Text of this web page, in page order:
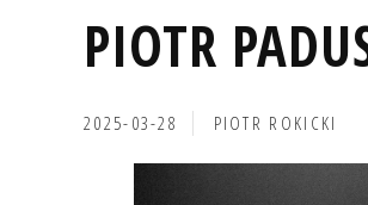
PIOTR
2025-03-28 PIOTR ROKICKI